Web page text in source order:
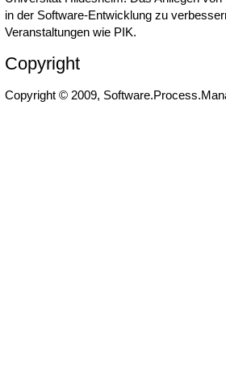
in der Software-Entwicklung zu
Veranstaltungen wie PIK.
Copyright
Copyright © 2009,